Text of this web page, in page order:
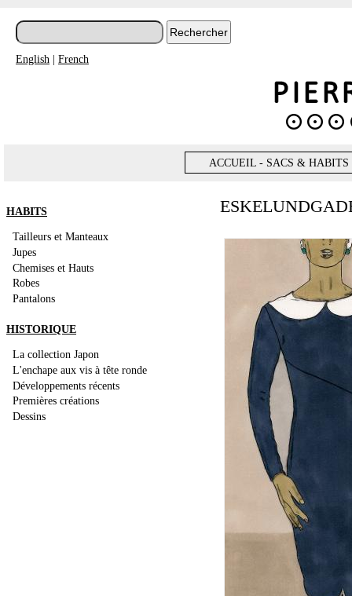
English | French
ACCUEIL - SACS & HABITS
HABITS
Tailleurs et Manteaux
Jupes
Chemises et Hauts
Robes
Pantalons
HISTORIQUE
La collection Japon
L'enchape aux vis à tête ronde
Développements récents
Premières créations
Dessins